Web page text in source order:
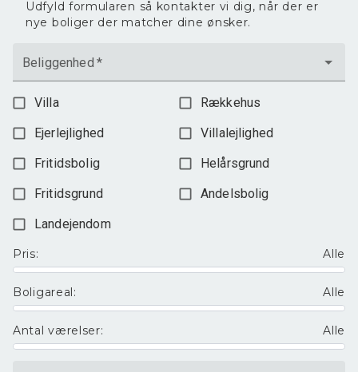
Udfyld formularen så kontakter vi dig, når der er
nye boliger der matcher dine ønsker.
Beliggenhed *
Villa
Rækkehus
Ejerlejlighed
Villalejlighed
Fritidsbolig
Helårsgrund
Fritidsgrund
Andelsbolig
Landejendom
Pris: Alle
Boligareal: Alle
Antal værelser: Alle